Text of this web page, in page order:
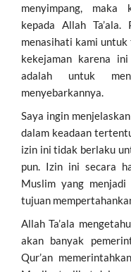
menyimpang, maka
kepada Allah
menasihati kami untuk
kekejaman karena
adalah untuk
menyebarkannya.
Saya ingin
dalam keadaan
izin ini tidak berlaku
pun. Izin ini secara
Muslim yang
tujuan
Allah Ta’ala
akan banyak
Qur’an